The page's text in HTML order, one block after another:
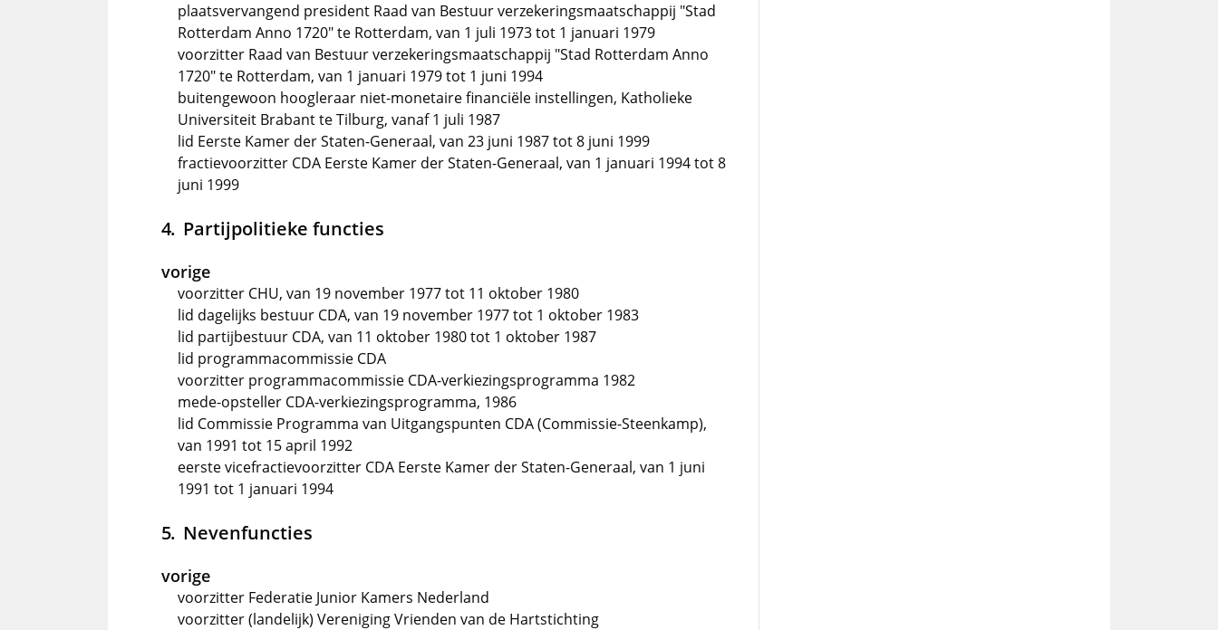
plaatsvervangend president Raad van Bestuur verzekeringsmaatschappij "Stad
Rotterdam Anno 1720" te Rotterdam, van 1 juli 1973 tot 1 januari 1979
voorzitter Raad van Bestuur verzekeringsmaatschappij "Stad Rotterdam Anno
1720" te Rotterdam, van 1 januari 1979 tot 1 juni 1994
buitengewoon hoogleraar niet-monetaire financiële instellingen, Katholieke
Universiteit Brabant te Tilburg, vanaf 1 juli 1987
lid Eerste Kamer der Staten-Generaal, van 23 juni 1987 tot 8 juni 1999
fractievoorzitter CDA Eerste Kamer der Staten-Generaal, van 1 januari 1994 tot 8
juni 1999
Partijpolitieke functies
vorige
voorzitter CHU, van 19 november 1977 tot 11 oktober 1980
lid dagelijks bestuur CDA, van 19 november 1977 tot 1 oktober 1983
lid partijbestuur CDA, van 11 oktober 1980 tot 1 oktober 1987
lid programmacommissie CDA
voorzitter programmacommissie CDA-verkiezingsprogramma 1982
mede-opsteller CDA-verkiezingsprogramma, 1986
lid Commissie Programma van Uitgangspunten CDA (Commissie-Steenkamp),
van 1991 tot 15 april 1992
eerste vicefractievoorzitter CDA Eerste Kamer der Staten-Generaal, van 1 juni
1991 tot 1 januari 1994
Nevenfuncties
vorige
voorzitter Federatie Junior Kamers Nederland
voorzitter (landelijk) Vereniging Vrienden van de Hartstichting